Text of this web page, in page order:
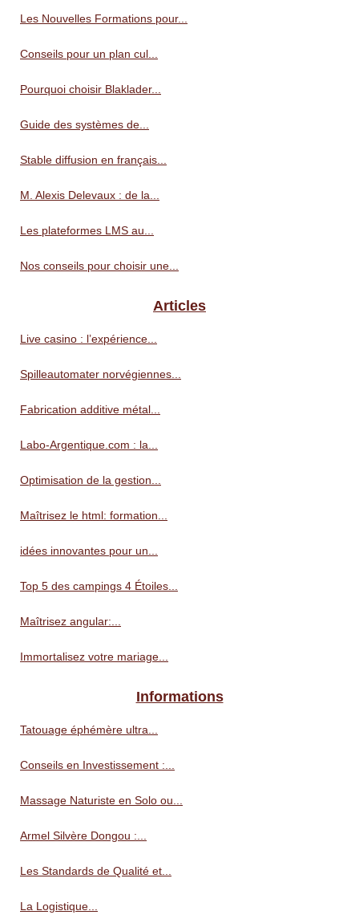
Les Nouvelles Formations pour...
Conseils pour un plan cul...
Pourquoi choisir Blaklader...
Guide des systèmes de...
Stable diffusion en français...
M. Alexis Delevaux : de la...
Les plateformes LMS au...
Nos conseils pour choisir une...
Articles
Live casino : l’expérience...
Spilleautomater norvégiennes...
Fabrication additive métal...
Labo-Argentique.com : la...
Optimisation de la gestion...
Maîtrisez le html: formation...
idées innovantes pour un...
Top 5 des campings 4 Étoiles...
Maîtrisez angular:...
Immortalisez votre mariage...
Informations
Tatouage éphémère ultra...
Conseils en Investissement :...
Massage Naturiste en Solo ou...
Armel Silvère Dongou :...
Les Standards de Qualité et...
La Logistique...